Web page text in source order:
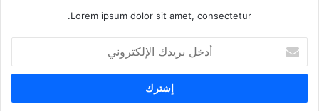
Lorem ipsum dolor sit amet, consectetur.
خ
ب